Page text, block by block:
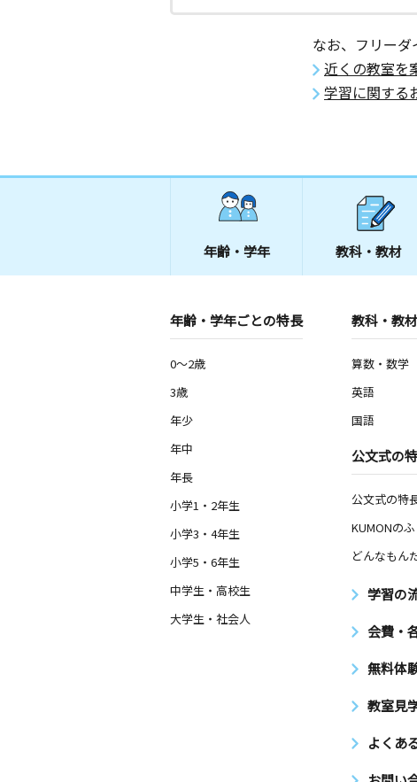
3歳～高校生
片瀬小前教室
水 木 金 土 日
金 土
神奈川県藤沢市本鵠沼３－１６－１５
月 火 金
日
0歳～高校生
南１０５
金
神奈川県藤沢市朝日町２１－２６ 朝日
会館２階
鵠沼海岸１丁目教室
金 土
神奈川県藤沢市鵠沼海岸２丁目１０－２４
土 日
神奈川県藤沢市弥勒寺１丁目２３番３号
なお、フリーダ
近くの教室を
学習に関する
年齢・学年 教科・教材
年齢・学年ごとの特長
0～2歳
3歳
年少
年中
年長
小学1・2年生
小学3・4年生
小学5・6年生
中学生・高校生
大学生・社会人
教科・教
算数・数学
英語
国語
公文式の
公文式の特
KUMONの
どんなもん
学習の
会費・
無料体
教室見
よくあ